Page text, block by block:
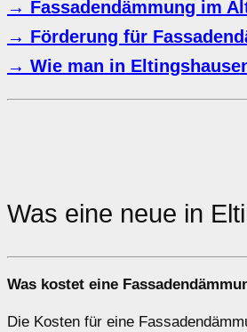
→ Fassadendämmung im
→ Förderung für
→ Wie man in
Was eine neue in
Was kostet eine
Die Kosten für eine